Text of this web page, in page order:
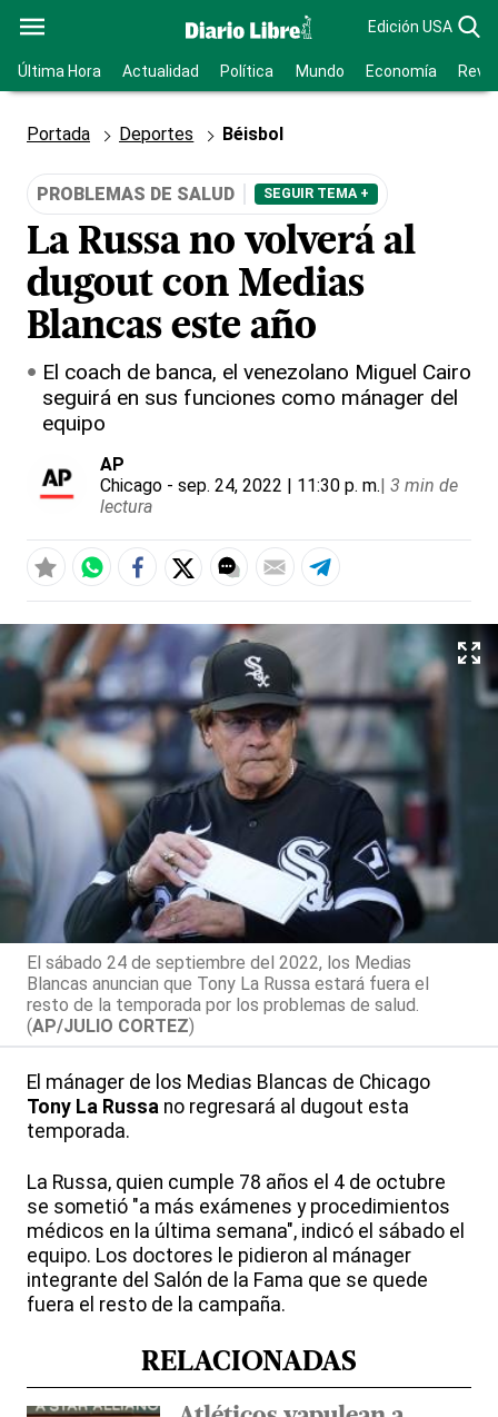
Edición USA
Última Hora Actualidad Política Mundo Economía
Portada Deportes Béisbol
PROBLEMAS DE SALUD SEGUIR TEMA +
La Russa no volverá al
dugout con Medias
Blancas este año
El coach de banca, el venezolano Miguel Cairo
seguirá en sus funciones como mánager del
equipo
AP
Chicago - sep. 24, 2022 | 11:30 p. m.| 3 min de
lectura
El sábado 24 de septiembre del 2022, los Medias
Blancas anuncian que Tony La Russa estará fuera el
resto de la temporada por los problemas de salud.
(AP/JULIO CORTEZ)
El mánager de los Medias Blancas de Chicago
Tony La Russa no regresará al dugout esta
temporada.
La Russa, quien cumple 78 años el 4 de octubre
se sometió "a más exámenes y procedimientos
médicos en la última semana", indicó el sábado el
equipo. Los doctores le pidieron al mánager
integrante del Salón de la Fama que se quede
fuera el resto de la campaña.
RELACIONADAS